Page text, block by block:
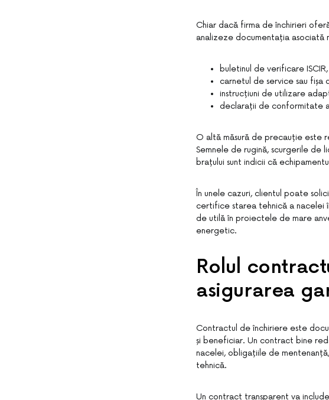
Chiar dacă firma de închirieri
analizeze documentația asociată
buletinul de verificare
carnetul de service sau fișa
instrucțiuni de utilizare
declarații de conformitate
O altă măsură de precauție este
Semnele de rugină, scurgerile de
brațului sunt indicii că
În unele cazuri, clientul poate
certifice starea tehnică a nacelei
de utilă în proiectele de mare
energetic.
Rolul
asigurarea
Contractul de închiriere este
și beneficiar. Un contract bine
nacelei, obligațiile de
tehnică.
Un contract transparent va